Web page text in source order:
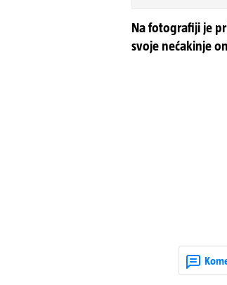
Na fotografiji je
svoje nećakinje